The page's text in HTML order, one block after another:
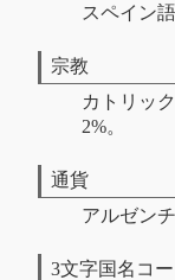
スペイン
宗教
カトリッ
2%。
通貨
アルゼン
3文字国名コ